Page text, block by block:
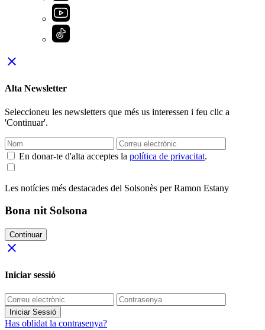
close
Alta Newsletter
Seleccioneu les newsletters que més us interessen i feu clic a
'Continuar'.
En donar-te d'alta acceptes la política de privacitat.
Les notícies més destacades del Solsonès per Ramon Estany
Bona nit Solsona
Continuar
close
Iniciar sessió
Iniciar Sessió
Has oblidat la contrasenya?